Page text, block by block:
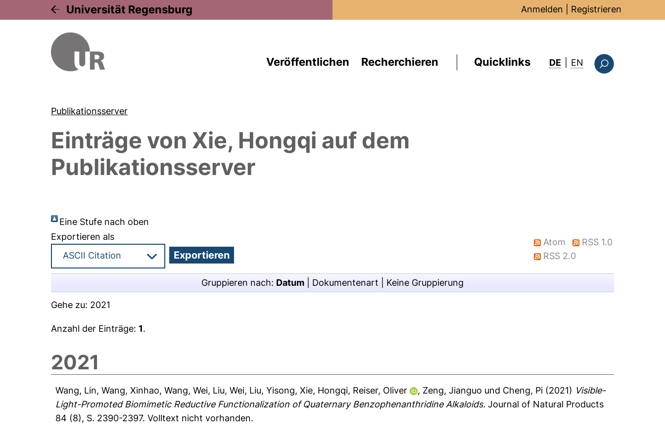
Universität Regensburg Anmelden Registrieren
Veröffentlichen Recherchieren Quicklinks DE EN : this page in
Publikationsserver
Einträge von Xie, Hongqi auf dem
Publikationsserver
Eine Stufe nach oben
Exportieren als
Atom
RSS 1.0
RSS 2.0
Gruppieren nach: Datum Dokumentenart Keine Gruppierung
Gehe zu: 2021
Anzahl der Einträge:1.
2021
Wang, Lin,Wang, Xinhao,Wang, Wei, Liu, Wei, Liu, Yisong,Xie, Hongqi, Reiser, Oliver , Zeng, Jianguo und Cheng, Pi (2021) Visible-
Light-Promoted Biomimetic Reductive Functionalization of Quaternary Benzophenanthridine Alkaloids. Journal of Natural Products
84 (8), S. 2390-2397.Volltext nicht vorhanden.